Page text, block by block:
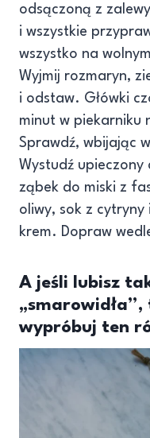
odsączoną z
i wszystkie
wszystko na
Wyjmij rozmaryn,
i odstaw. Główki
minut w piekarniku
Sprawdź, wbijając
Wystudź upieczony
ząbek do miski z
oliwy, sok z cytryny
krem. Dopraw
A jeśli lubisz
wypróbuj ten